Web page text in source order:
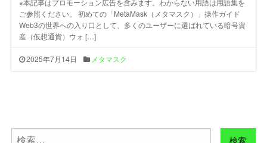
ご参照ください。 初めての「MetaMask（メタマスク）」操作ガイド
Web3の世界への入り口として、多くのユーザーに選ばれている暗号資
産（仮想通貨）ウォ […]
2025年7月14日 メタマスク
検